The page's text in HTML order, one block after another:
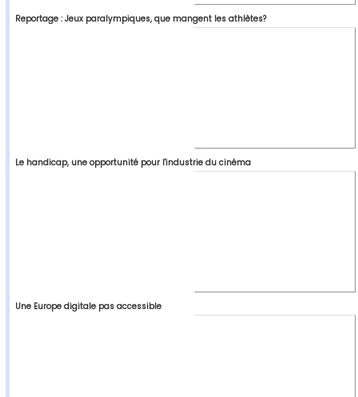
Reportage : Jeux paralympiques, que mangent les athlètes?
Le handicap, une opportunité pour l'industrie du cinéma
Une Europe digitale pas accessible